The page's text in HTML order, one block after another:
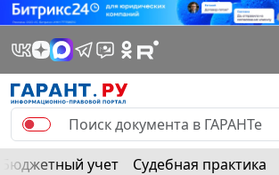
Бюджетный учет Судебная практика